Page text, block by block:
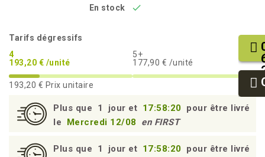
En stock 
Tarifs dégressifs
4
193,20 € /unité
5+
177,90 € /unité
193,20 € Prix unitaire
Plus que 1 jour et 17:58:19 pour être livré
le
Mercredi 12/08 en FIRST
Plus que 1 jour et 17:58:19 pour être livré